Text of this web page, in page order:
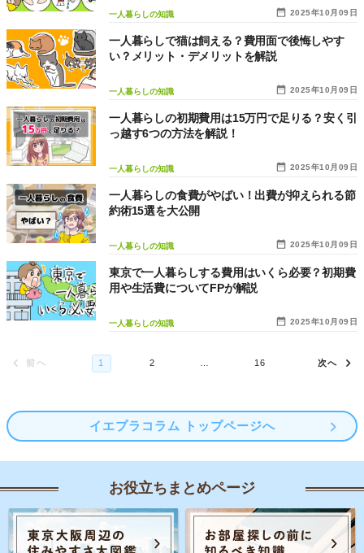
2025年10月09日
一人暮らしの知識
2025年10月09日
一人暮らしの知識
一人暮らしで猫は飼える？費用面で後悔しやす
い？メリット・デメリットを解説
2025年10月09日
一人暮らしの知識
一人暮らしの初期費用は15万円で足りる？安く引
っ越す6つの方法を解説！
2025年10月09日
一人暮らしの知識
一人暮らしの食費がやばい！出費が抑えられる節
約術15選を大公開
2025年10月09日
一人暮らしの知識
東京で一人暮らしする費用はいくら必要？初期費
用や生活費についてFPが解説
イエプラコラム トップページへ
お役立ちまとめページ